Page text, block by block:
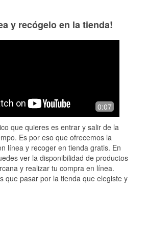
y recógelo en la tienda!
0:07
que quieres es entrar y salir de la
Es por eso que ofrecemos la
línea y recoger en tienda gratis. En
ver la disponibilidad de productos
y realizar tu compra en línea.
que pasar por la tienda que elegiste y